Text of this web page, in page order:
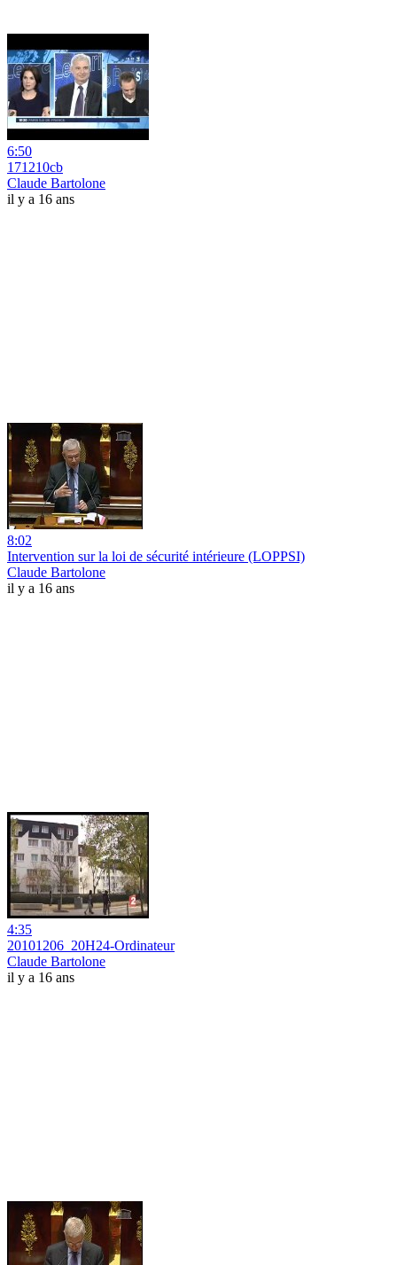
6:50
171210cb
Claude Bartolone
il y a 16 ans
8:02
Intervention sur la loi de sécurité intérieure (LOPPSI)
Claude Bartolone
il y a 16 ans
4:35
20101206_20H24-Ordinateur
Claude Bartolone
il y a 16 ans